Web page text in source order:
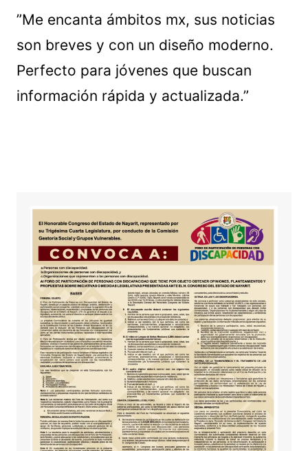
”Me encanta ámbitos mx, sus noticias
son breves y con un diseño moderno.
Perfecto para jóvenes que buscan
información rápida y actualizada.”